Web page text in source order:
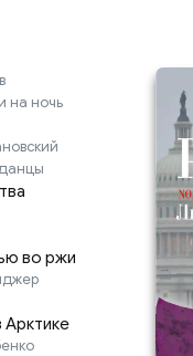
на ночь
во ржи
Арктике